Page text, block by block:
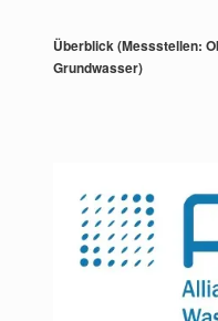
Überblick (Messstellen:
Grundwasser)